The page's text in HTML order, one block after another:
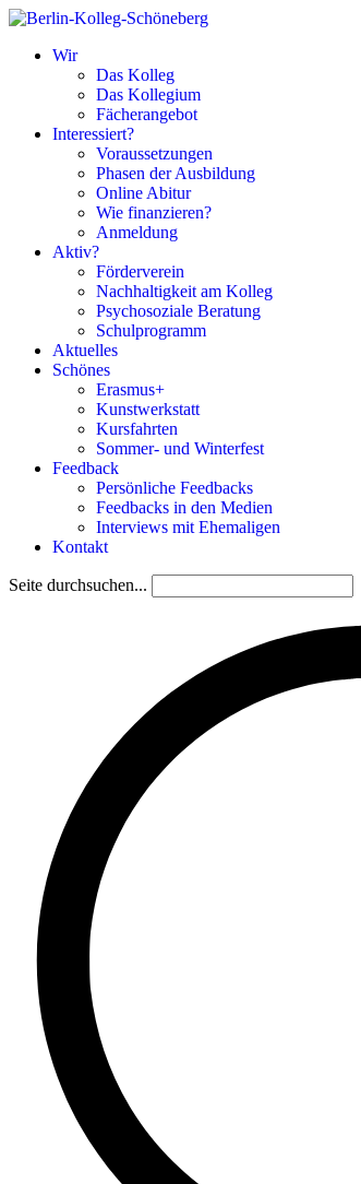
Wir
Das Kolleg
Das Kollegium
Fächerangebot
Interessiert?
Voraussetzungen
Phasen der Ausbildung
Online Abitur
Wie finanzieren?
Anmeldung
Aktiv?
Förderverein
Nachhaltigkeit am Kolleg
Psychosoziale Beratung
Schulprogramm
Aktuelles
Schönes
Erasmus+
Kunstwerkstatt
Kursfahrten
Sommer- und Winterfest
Feedback
Persönliche Feedbacks
Feedbacks in den Medien
Interviews mit Ehemaligen
Kontakt
Seite durchsuchen...